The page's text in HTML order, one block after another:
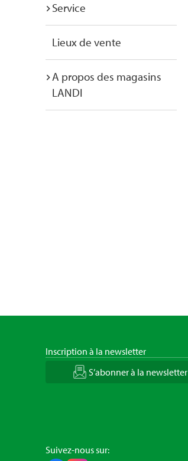
Service
Lieux de vente
A propos des magasins
LANDI
Inscription à la newsletter
S’abonner à la newsletter
Suivez-nous sur: